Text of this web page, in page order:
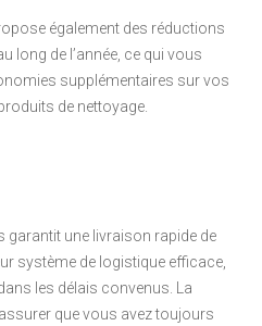
également des réductions
long de l’année, ce qui vous
supplémentaires sur vos
de nettoyage.
garantit une livraison rapide de
système de logistique efficace,
les délais convenus. La
que vous avez toujours